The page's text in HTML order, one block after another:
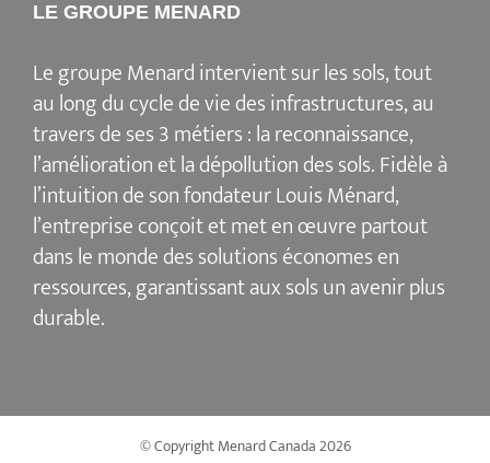
LE GROUPE MENARD
Le groupe Menard intervient sur les sols, tout
au long du cycle de vie des infrastructures, au
travers de ses 3 métiers : la reconnaissance,
l’amélioration et la dépollution des sols. Fidèle à
l’intuition de son fondateur Louis Ménard,
l’entreprise conçoit et met en œuvre partout
dans le monde des solutions économes en
ressources, garantissant aux sols un avenir plus
durable.
© Copyright Menard Canada2026